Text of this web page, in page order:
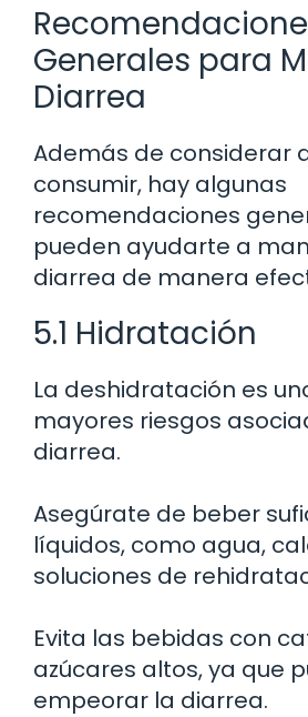
Generales para
Diarrea
Además de considerar
consumir, hay algunas
recomendaciones
pueden ayudarte a
diarrea de manera
5.1 Hidratación
La deshidratación es
mayores riesgos
diarrea.
Asegúrate de beber
líquidos, como agua,
soluciones de
Evita las bebidas con
azúcares altos, ya que
empeorar la diarrea.